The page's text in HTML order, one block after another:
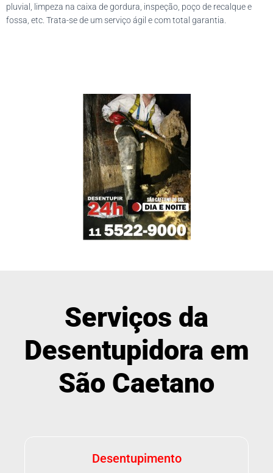
pluvial, limpeza na caixa de gordura, inspeção, poço de recalque e
fossa, etc. Trata-se de um serviço ágil e com total garantia.
Serviços da
Desentupidora em
São Caetano
Desentupimento